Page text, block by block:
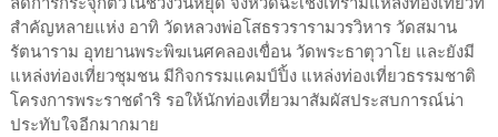
สำคัญหลายแห่ง อาทิ วัดหลวงพ่อโสธรวรารามวรวิหาร วัดสมาน
รัตนาราม อุทยานพระพิฆเนศคลองเขื่อน วัดพระธาตุวาโย และยังมี
แหล่งท่องเที่ยวชุมชน มีกิจกรรมแคมป์ปิ้ง แหล่งท่องเที่ยวธรรมชาติ
โครงการพระราชดำริ รอให้นักท่องเที่ยวมาสัมผัสประสบการณ์น่า
ประทับใจอีกมากมาย